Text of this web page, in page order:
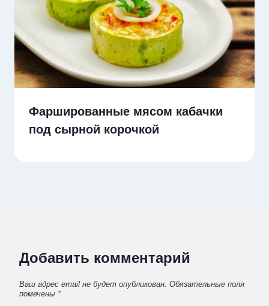
Фаршированные мясом кабачки
под сырной корочкой
Добавить комментарий
Ваш адрес email не будет опубликован. Обязательные поля
помечены *